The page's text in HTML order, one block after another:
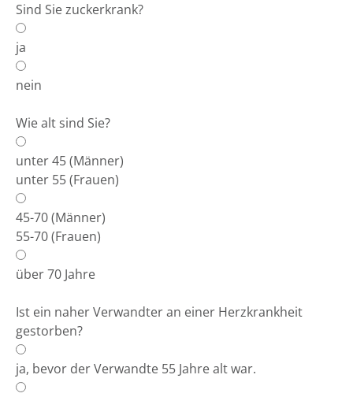
Sind Sie zuckerkrank?
ja
nein
Wie alt sind Sie?
unter 45 (Männer)
unter 55 (Frauen)
45-70 (Männer)
55-70 (Frauen)
über 70 Jahre
Ist ein naher Verwandter an einer Herzkrankheit
gestorben?
ja, bevor der Verwandte 55 Jahre alt war.